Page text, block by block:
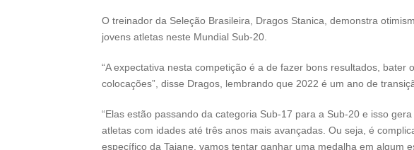
O treinador da Seleção Brasileira, Dragos Stanica, demonstra
jovens atletas neste Mundial Sub-20.
“A expectativa nesta competição é a de fazer bons resultados, bater
colocações”, disse Dragos, lembrando que 2022 é um ano de
“Elas estão passando da categoria Sub-17 para a Sub-20 e isso
atletas com idades até três anos mais avançadas. Ou seja, é
específico da Taiane, vamos tentar ganhar uma medalha em algum